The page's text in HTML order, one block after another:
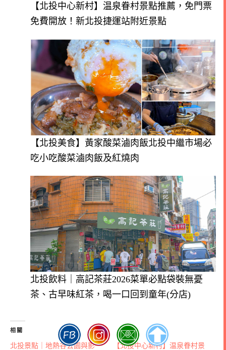
【北投中心新村】温泉眷村景點推薦，免門票
免費開放！新北投捷運站附近景點
【北投美食】黃家酸菜滷肉飯北投中繼市場必
吃小吃酸菜滷肉飯及紅燒肉
北投飲料｜高記茶莊2026菜單必點袋裝無憂
茶、古早味紅茶，喝一口回到童年(分店)
相關
北投景點｜地熱谷公園與影 【北投中心新村】温泉眷村景